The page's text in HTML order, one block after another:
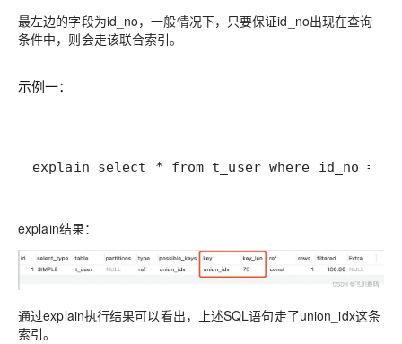
最左边的字段为id_no，一般情况下，只要保证id_no出现在查询
条件中，则会走该联合索引。
示例一：
explain select * from t_user where id_no =
explain结果：
通过explain执行结果可以看出，上述SQL语句走了union_idx这条
索引。